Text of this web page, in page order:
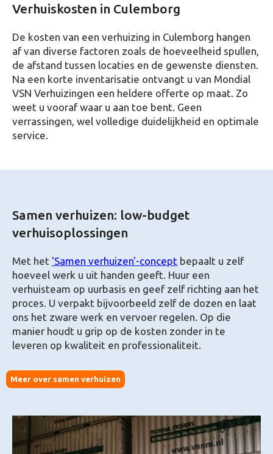
Verhuiskosten in Culemborg
De kosten van een verhuizing in Culemborg hangen
af van diverse factoren zoals de hoeveelheid spullen,
de afstand tussen locaties en de gewenste diensten.
Na een korte inventarisatie ontvangt u van Mondial
VSN Verhuizingen een heldere offerte op maat. Zo
weet u vooraf waar u aan toe bent. Geen
verrassingen, wel volledige duidelijkheid en optimale
service.
Samen verhuizen: low-budget
verhuisoplossingen
Met het 'Samen verhuizen'-concept bepaalt u zelf
hoeveel werk u uit handen geeft. Huur een
verhuisteam op uurbasis en geef zelf richting aan het
proces. U verpakt bijvoorbeeld zelf de dozen en laat
ons het zware werk en vervoer regelen. Op die
manier houdt u grip op de kosten zonder in te
leveren op kwaliteit en professionaliteit.
Meer over samen verhuizen